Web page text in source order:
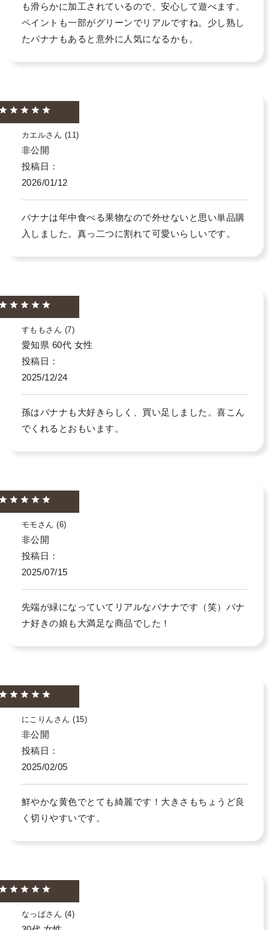
も滑らかに加工されているので、安心して遊べます。
ペイントも一部がグリーンでリアルですね。少し熟し
たバナナもあると意外に人気になるかも。
カエル 11
非公開
投稿日
2026/01/12
バナナは年中食べる果物なので外せないと思い単品購
入しました。真っ二つに割れて可愛いらしいです。
すもも 7
愛知県 60代 女性
投稿日
2025/12/24
孫はバナナも大好きらしく、買い足しました。喜こん
でくれるとおもいます。
モモ 6
非公開
投稿日
2025/07/15
先端が緑になっていてリアルなバナナです（笑）バナ
ナ好きの娘も大満足な商品でした！
にこりん 15
非公開
投稿日
2025/02/05
鮮やかな黄色でとても綺麗です！大きさもちょうど良
く切りやすいです。
なっぱ 4